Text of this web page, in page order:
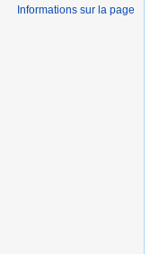
Informations sur la page